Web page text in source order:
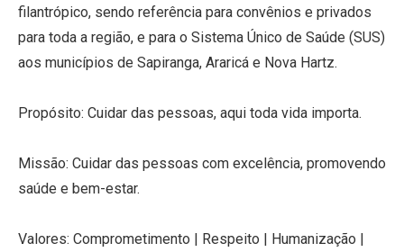
filantrópico, sendo referência para convênios e privados
para toda a região, e para o Sistema Único de Saúde (SUS)
aos municípios de Sapiranga, Araricá e Nova Hartz.
Propósito: Cuidar das pessoas, aqui toda vida importa.
Missão: Cuidar das pessoas com excelência, promovendo
saúde e bem-estar.
Valores: Comprometimento | Respeito | Humanização |